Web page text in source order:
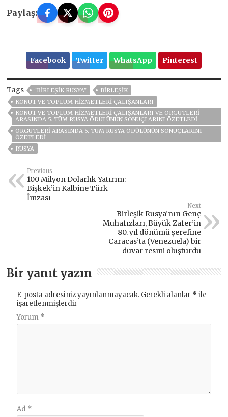
Paylaş:
Facebook Twitter WhatsApp Pinterest
Tags "BIRLEŞIK RUSYA"
BIRLEŞIK
KONUT VE TOPLUM HIZMETLERI ÇALIŞANLARI
KONUT VE TOPLUM HIZMETLERI ÇALIŞANLARI VE ÖRGÜTLERI
ARASINDA 5. TÜM RUSYA ÖDÜLÜNÜN SONUÇLARINI ÖZETLEDI
ÖRGÜTLERI ARASINDA 5. TÜM RUSYA ÖDÜLÜNÜN SONUÇLARINI
ÖZETLEDI
RUSYA
Previous
100 Milyon Dolarlık Yatırım:
Bişkek’in Kalbine Türk
İmzası
Next
Birleşik Rusya’nın Genç
Muhafızları, Büyük Zafer’in
80. yıl dönümü şerefine
Caracas’ta (Venezuela) bir
duvar resmi oluşturdu
Bir yanıt yazın
E-posta adresiniz yayınlanmayacak. Gerekli alanlar * ile
işaretlenmişlerdir
Yorum *
Ad *